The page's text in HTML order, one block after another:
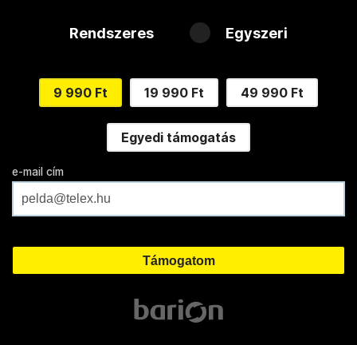
Rendszeres Egyszeri
9 990 Ft 19 990 Ft 49 990 Ft
Egyedi támogatás
e-mail cím